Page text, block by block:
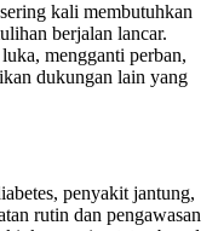
kali membutuhkan
berjalan lancar.
mengganti perban,
dukungan lain yang
penyakit jantung,
rutin dan pengawasan